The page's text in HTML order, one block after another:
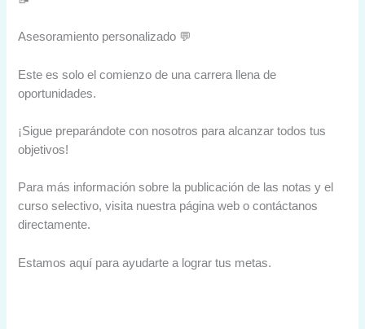
Asesoramiento personalizado 💬
Este es solo el comienzo de una carrera llena de
oportunidades.
¡Sigue preparándote con nosotros para alcanzar todos tus
objetivos!
Para más información sobre la publicación de las notas y el
curso selectivo, visita nuestra página web o contáctanos
directamente.
Estamos aquí para ayudarte a lograr tus metas.